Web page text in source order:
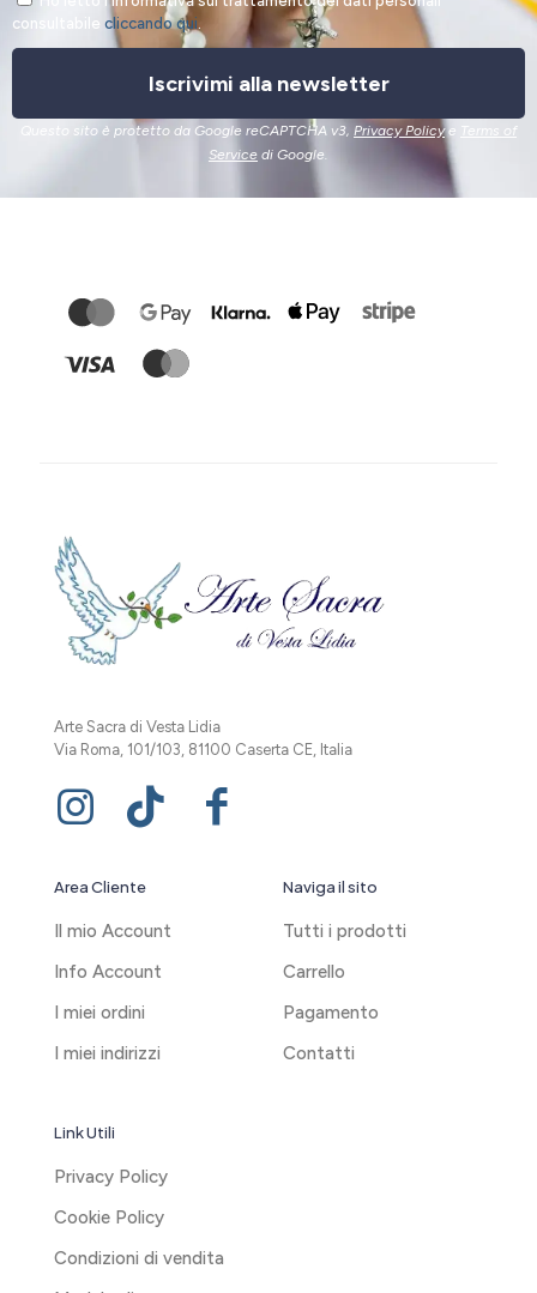
consultabile cliccando qui.
Iscrivimi alla newsletter
Questo sito è protetto da Google reCAPTCHA v3, Privacy Policye Terms of
Service di Google.
Arte Sacra di Vesta Lidia
Via Roma, 101/103, 81100 Caserta CE, Italia
Area Cliente
Il mio Account
Info Account
I miei ordini
I miei indirizzi
Naviga il sito
Tutti i prodotti
Carrello
Pagamento
Contatti
Link Utili
Privacy Policy
Cookie Policy
Condizioni di vendita